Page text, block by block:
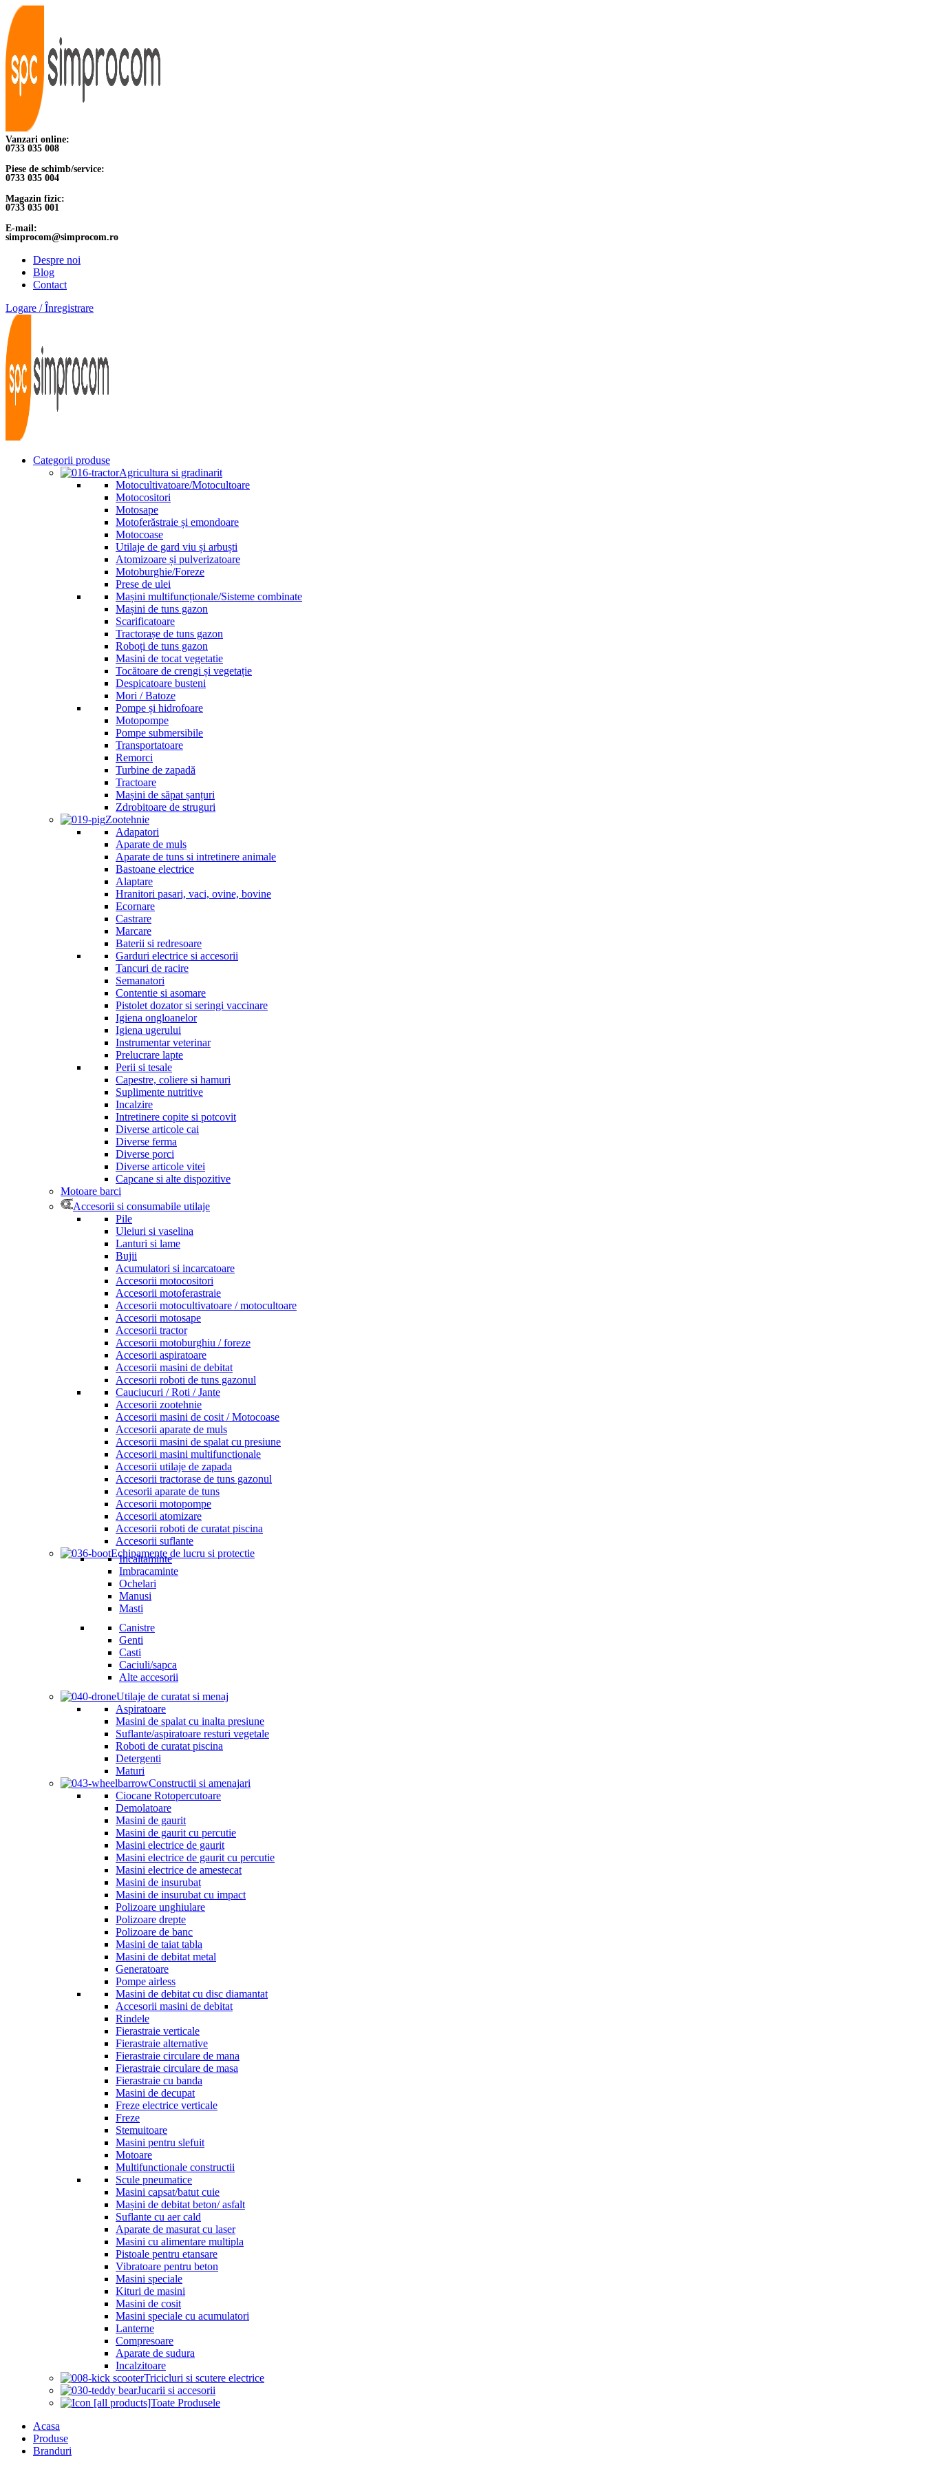
Vanzari online:
0733 035 008
Piese de schimb/service:
0733 035 004
Magazin fizic:
0733 035 001
E-mail:
simprocom@simprocom.ro
Despre noi
Blog
Contact
Logare / Înregistrare
Categorii produse
Agricultura si gradinarit
Motocultivatoare/Motocultoare
Motocositori
Motosape
Motoferăstraie și emondoare
Motocoase
Utilaje de gard viu și arbuști
Atomizoare și pulverizatoare
Motoburghie/Foreze
Prese de ulei
Mașini multifuncționale/Sisteme combinate
Mașini de tuns gazon
Scarificatoare
Tractorașe de tuns gazon
Roboți de tuns gazon
Masini de tocat vegetatie
Tocătoare de crengi și vegetație
Despicatoare busteni
Mori / Batoze
Pompe și hidrofoare
Motopompe
Pompe submersibile
Transportatoare
Remorci
Turbine de zapadă
Tractoare
Mașini de săpat șanțuri
Zdrobitoare de struguri
Zootehnie
Adapatori
Aparate de muls
Aparate de tuns si intretinere animale
Bastoane electrice
Alaptare
Hranitori pasari, vaci, ovine, bovine
Ecornare
Castrare
Marcare
Baterii si redresoare
Garduri electrice si accesorii
Tancuri de racire
Semanatori
Contentie si asomare
Pistolet dozator si seringi vaccinare
Igiena ongloanelor
Igiena ugerului
Instrumentar veterinar
Prelucrare lapte
Perii si tesale
Capestre, coliere si hamuri
Suplimente nutritive
Incalzire
Intretinere copite si potcovit
Diverse articole cai
Diverse ferma
Diverse porci
Diverse articole vitei
Capcane si alte dispozitive
Motoare barci
Accesorii si consumabile utilaje
Pile
Uleiuri si vaselina
Lanturi si lame
Bujii
Acumulatori si incarcatoare
Accesorii motocositori
Accesorii motoferastraie
Accesorii motocultivatoare / motocultoare
Accesorii motosape
Accesorii tractor
Accesorii motoburghiu / foreze
Accesorii aspiratoare
Accesorii masini de debitat
Accesorii roboti de tuns gazonul
Cauciucuri / Roti / Jante
Accesorii zootehnie
Accesorii masini de cosit / Motocoase
Accesorii aparate de muls
Accesorii masini de spalat cu presiune
Accesorii masini multifunctionale
Accesorii utilaje de zapada
Accesorii tractorase de tuns gazonul
Acesorii aparate de tuns
Accesorii motopompe
Accesorii atomizare
Accesorii roboti de curatat piscina
Accesorii suflante
Echipamente de lucru si protectie
Incaltaminte
Imbracaminte
Ochelari
Manusi
Masti
Canistre
Genti
Casti
Caciuli/sapca
Alte accesorii
Utilaje de curatat si menaj
Aspiratoare
Masini de spalat cu inalta presiune
Suflante/aspiratoare resturi vegetale
Roboti de curatat piscina
Detergenti
Maturi
Constructii si amenajari
Ciocane Rotopercutoare
Demolatoare
Masini de gaurit
Masini de gaurit cu percutie
Masini electrice de gaurit
Masini electrice de gaurit cu percutie
Masini electrice de amestecat
Masini de insurubat
Masini de insurubat cu impact
Polizoare unghiulare
Polizoare drepte
Polizoare de banc
Masini de taiat tabla
Masini de debitat metal
Generatoare
Pompe airless
Masini de debitat cu disc diamantat
Accesorii masini de debitat
Rindele
Fierastraie verticale
Fierastraie alternative
Fierastraie circulare de mana
Fierastraie circulare de masa
Fierastraie cu banda
Masini de decupat
Freze electrice verticale
Freze
Stemuitoare
Masini pentru slefuit
Motoare
Multifunctionale constructii
Scule pneumatice
Masini capsat/batut cuie
Mașini de debitat beton/ asfalt
Suflante cu aer cald
Aparate de masurat cu laser
Masini cu alimentare multipla
Pistoale pentru etansare
Vibratoare pentru beton
Masini speciale
Kituri de masini
Masini de cosit
Masini speciale cu acumulatori
Lanterne
Compresoare
Aparate de sudura
Incalzitoare
Tricicluri si scutere electrice
Jucarii si accesorii
Toate Produsele
Acasa
Produse
Branduri